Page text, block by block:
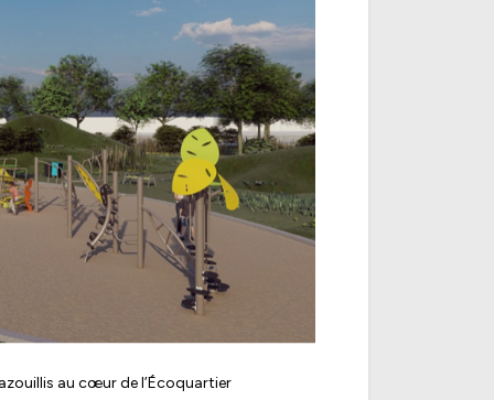
au cœur de l’Écoquartier